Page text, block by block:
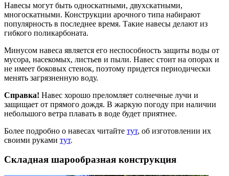
Навесы могут быть односкатными, двухскатными,
многоскатными. Конструкции арочного типа набирают
популярность в последнее время. Такие навесы делают из
гибкого поликарбоната.
Минусом навеса является его неспособность защиты воды от
мусора, насекомых, листьев и пыли. Навес стоит на опорах и
не имеет боковых стенок, поэтому придется периодически
менять загрязненную воду.
Справка! Навес хорошо преломляет солнечные лучи и
защищает от прямого дождя. В жаркую погоду при наличии
небольшого ветра плавать в воде будет приятнее.
Более подробно о навесах читайте тут, об изготовлении их
своими руками тут.
Складная шарообразная конструкция